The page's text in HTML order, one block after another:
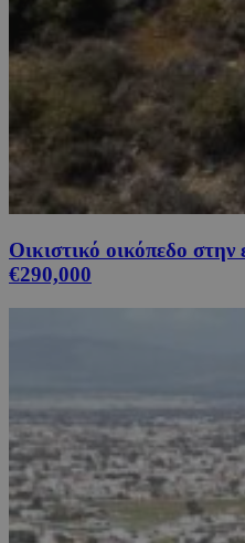
Οικιστικό οικόπεδο στην
€290,000